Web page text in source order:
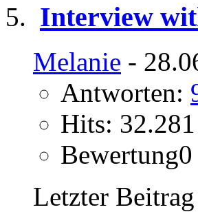
Interview
Melanie -
Antworten:
Hits: 32.281
Letzter